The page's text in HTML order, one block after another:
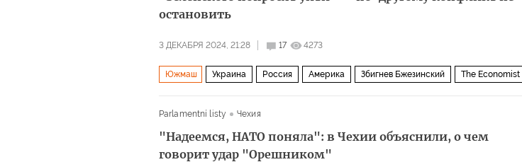
остановить
3 ДЕКАБРЯ 2024, 21:28 17 4273
Южмаш Украина Россия Америка Збигнев Бжезинский The Economist
Parlamentní listy
Чехия
"Надеемся, НАТО поняла": в Чехии объяснили, о чем
говорит удар "Орешником"